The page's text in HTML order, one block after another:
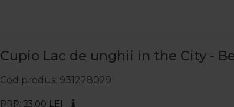
Cupio Lac de unghii in the City -
Cod produs 931228029
PRP: 23,00 LEI